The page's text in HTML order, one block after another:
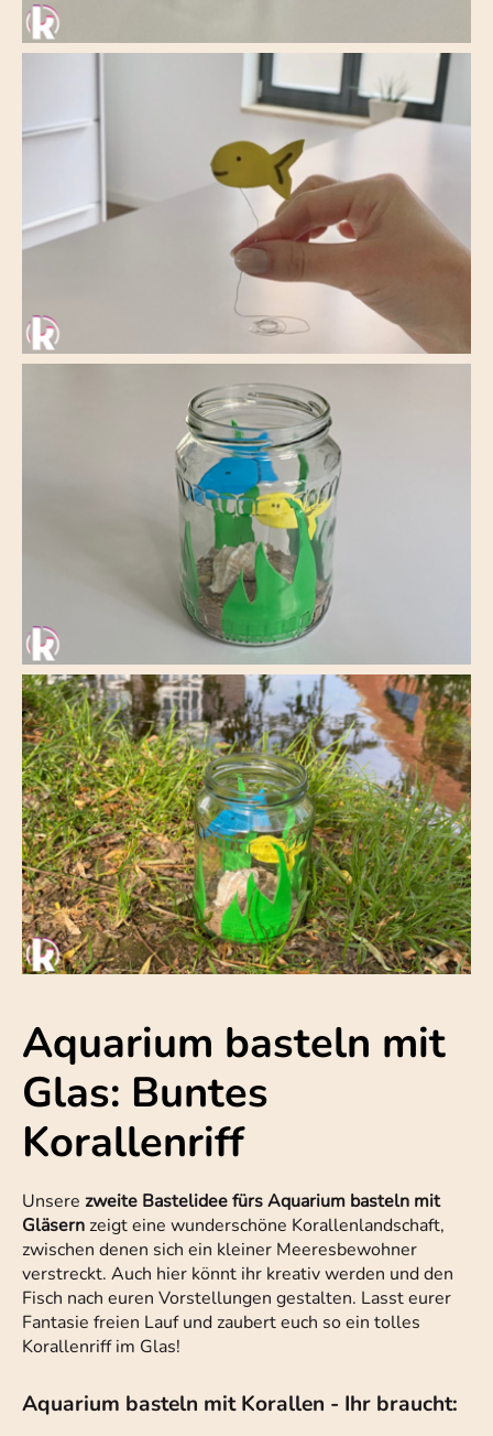
Aquarium basteln mit
Glas: Buntes
Korallenriff
Unsere zweite Bastelidee fürs Aquarium basteln mit
Gläsernzeigt eine wunderschöne Korallenlandschaft,
zwischen denen sich ein kleiner Meeresbewohner
verstreckt. Auch hier könnt ihr kreativ werden und den
Fisch nach euren Vorstellungen gestalten. Lasst eurer
Fantasie freien Lauf und zaubert euch so ein tolles
Korallenriff im Glas!
Aquarium basteln mit Korallen - Ihr braucht: